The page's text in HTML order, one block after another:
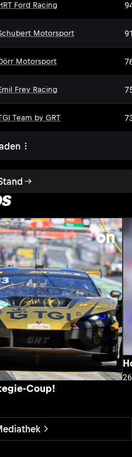
Ford Racing
Motorsport
DM
Motorsport
Frey Racing
Team by GRT
Coup!